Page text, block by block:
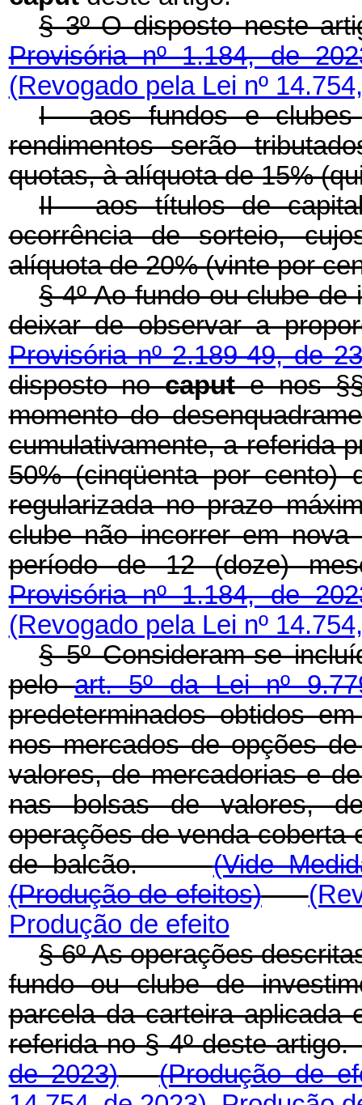
§ 3º O disposto neste
Provisória nº 1.184, de
(Revogado pela Lei nº
I - aos fundos e clubes
rendimentos serão
quotas, à alíquota de 15%
II - aos títulos de
ocorrência de sorteio,
alíquota de 20% (vinte por
§ 4º Ao fundo ou clube
deixar de observar a
Provisória nº 2.189-49, de
disposto nocapute nos
momento do
cumulativamente, a referida
50% (cinqüenta por cento)
regularizada no prazo
clube não incorrer em nova
período de 12 (doze)
Provisória nº 1.184, de
(Revogado pela Lei nº
§ 5º Consideram-se
peloart. 5º da Lei nº
predeterminados obtidos
nos mercados de opções
valores, de mercadorias e
nas bolsas de valores,
operações de venda coberta
de balcão. (Vide
(Produção de efeitos)
Produção de efeito
§ 6º As operações
fundo ou clube de
parcela da carteira aplicada
referida no § 4º deste
de 2023)
(Produção de